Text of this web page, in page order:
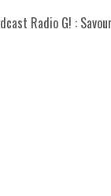
Radio G! :